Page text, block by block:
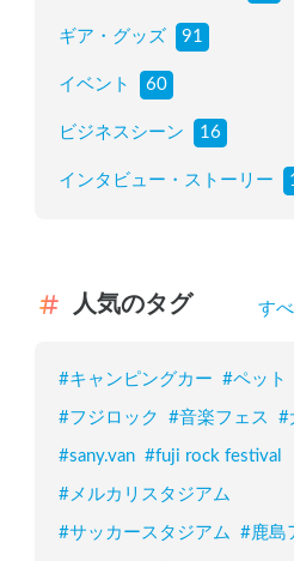
ギア・グッズ 91
イベント 60
ビジネスシーン 16
インタビュー・ストーリー
人気のタグ す
#キャンピングカー #ペット
#フジロック #音楽フェス #
#sany.van #fuji rock festival
#メルカリスタジアム
#サッカースタジアム #鹿島